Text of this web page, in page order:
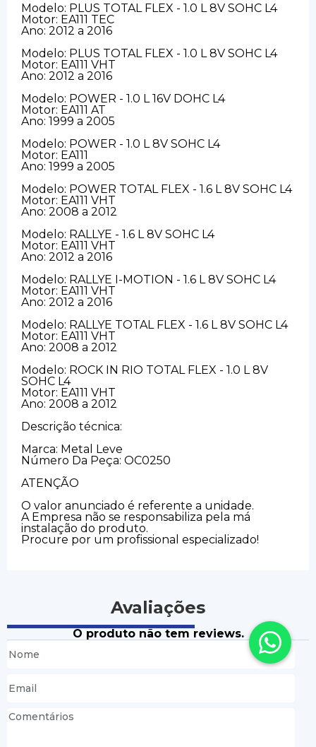
Modelo: PLUS TOTAL FLEX - 1.0 L 8V SOHC L4
Motor: EA111 TEC
Ano: 2012 a 2016
Modelo: PLUS TOTAL FLEX - 1.0 L 8V SOHC L4
Motor: EA111 VHT
Ano: 2012 a 2016
Modelo: POWER - 1.0 L 16V DOHC L4
Motor: EA111 AT
Ano: 1999 a 2005
Modelo: POWER - 1.0 L 8V SOHC L4
Motor: EA111
Ano: 1999 a 2005
Modelo: POWER TOTAL FLEX - 1.6 L 8V SOHC L4
Motor: EA111 VHT
Ano: 2008 a 2012
Modelo: RALLYE - 1.6 L 8V SOHC L4
Motor: EA111 VHT
Ano: 2012 a 2016
Modelo: RALLYE I-MOTION - 1.6 L 8V SOHC L4
Motor: EA111 VHT
Ano: 2012 a 2016
Modelo: RALLYE TOTAL FLEX - 1.6 L 8V SOHC L4
Motor: EA111 VHT
Ano: 2008 a 2012
Modelo: ROCK IN RIO TOTAL FLEX - 1.0 L 8V
SOHC L4
Motor: EA111 VHT
Ano: 2008 a 2012
Descrição técnica:
Marca: Metal Leve
Número Da Peça: OC0250
ATENÇÃO
O valor anunciado é referente a unidade.
A Empresa não se responsabiliza pela má
instalação do produto.
Procure por um profissional especializado!
Avaliações
O produto não tem reviews.